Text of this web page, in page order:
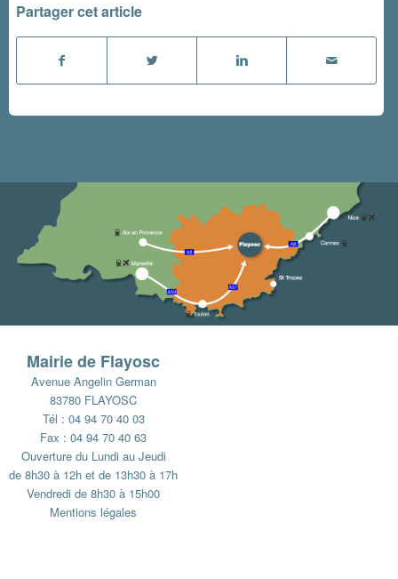
Partager cet article
Mairie de Flayosc
Avenue Angelin German
83780 FLAYOSC
Tél : 04 94 70 40 03
Fax : 04 94 70 40 63
Ouverture du Lundi au Jeudi
de 8h30 à 12h et de 13h30 à 17h
Vendredi de 8h30 à 15h00
Mentions légales